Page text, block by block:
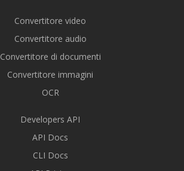
Convertitore video
Convertitore audio
Convertitore di documenti
Convertitore immagini
OCR
Developers API
API Docs
CLI Docs